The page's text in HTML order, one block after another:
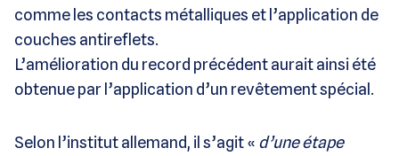
comme les contacts métalliques et l’application de
couches antireflets.
L’amélioration du record précédent aurait ainsi été
obtenue par l’application d’un revêtement spécial.
Selon l’institut allemand, il s’agit « d’une étape